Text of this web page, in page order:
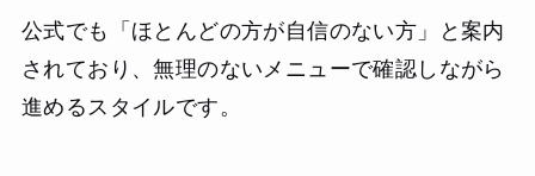
公式でも「ほとんどの方が自信のない方」と案内
されており、無理のないメニューで確認しながら
進めるスタイルです。